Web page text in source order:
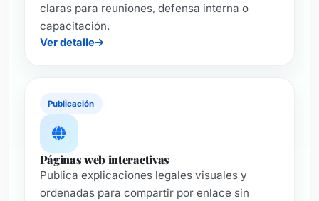
claras para reuniones, defensa interna o
capacitación.
Ver detalle
Publicación
Páginas web interactivas
Publica explicaciones legales visuales y
ordenadas para compartir por enlace sin